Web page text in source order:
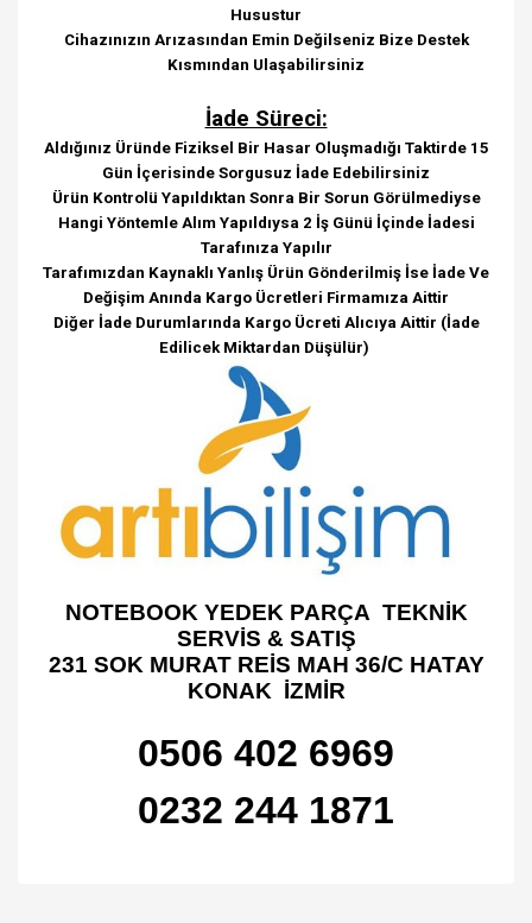
Husustur
Cihazınızın Arızasından Emin Değilseniz Bize Destek
Kısmından Ulaşabilirsiniz
İade Süreci:
Aldığınız Üründe Fiziksel Bir Hasar Oluşmadığı Taktirde 15
Gün İçerisinde Sorgusuz İade Edebilirsiniz
Ürün Kontrolü Yapıldıktan Sonra Bir Sorun Görülmediyse
Hangi Yöntemle Alım Yapıldıysa 2 İş Günü İçinde İadesi
Tarafınıza Yapılır
Tarafımızdan Kaynaklı Yanlış Ürün Gönderilmiş İse İade Ve
Değişim Anında Kargo Ücretleri Firmamıza Aittir
Diğer İade Durumlarında Kargo Ücreti Alıcıya Aittir (İade
Edilicek Miktardan Düşülür)
NOTEBOOK YEDEK PARÇA TEKNİK
SERVİS & SATIŞ
231 SOK MURAT REİS MAH 36/C HATAY
KONAK İZMİR
0506 402 6969
0232 244 1871